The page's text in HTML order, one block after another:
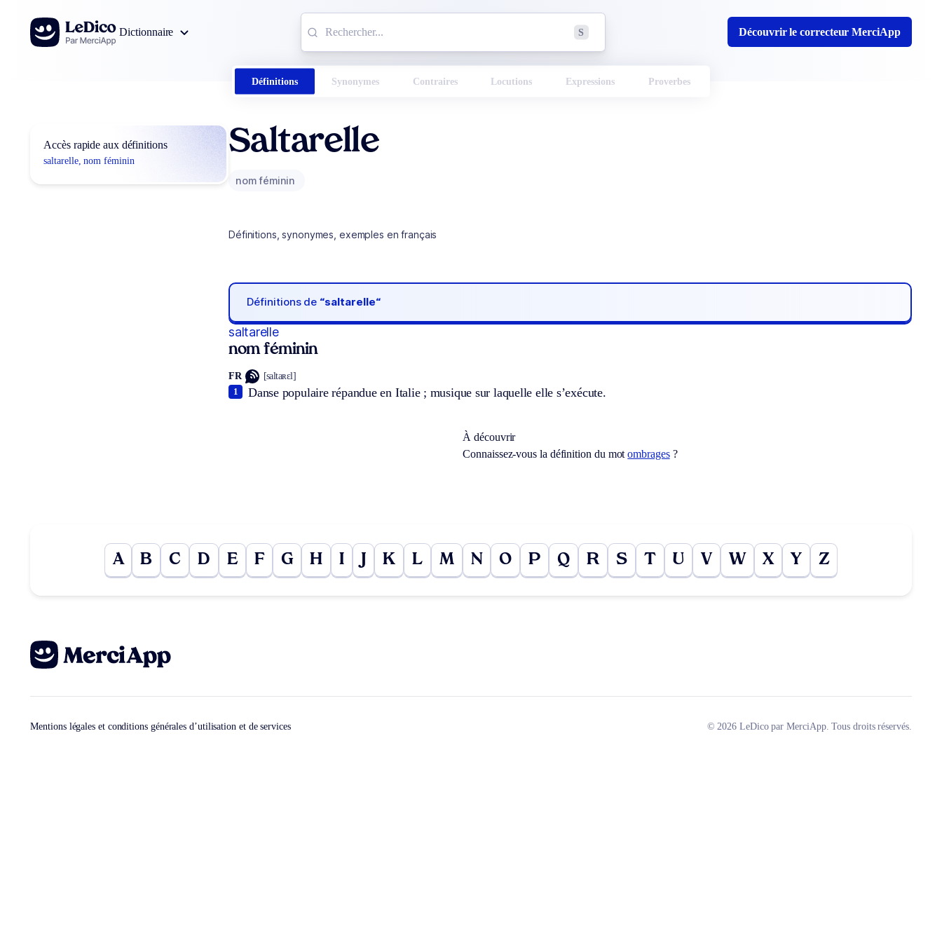
Aller au contenu
Dictionnaire
S Découvrir le correcteur MerciApp
Définitions Synonymes Contraires Locutions Expressions Proverbes
Accès rapide aux définitions
saltarelle, nom féminin
Saltarelle
nom féminin
Définitions, synonymes, exemples en français
Définitions de “saltarelle“
saltarelle
nom féminin
FR [saltaʀɛl]
Danse populaire répandue en Italie ; musique sur laquelle elle s’exécute.
1
À découvrir
Connaissez-vous la définition du motombrages?
A B C D E F G H I K L M N O P Q R S T U V W X Y Z
Mentions légales et conditions générales d’utilisation et de services © 2026 LeDico par MerciApp. Tous droits réservés.